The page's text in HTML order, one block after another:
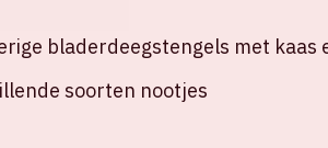
bladerdeegstengels met
soorten nootjes